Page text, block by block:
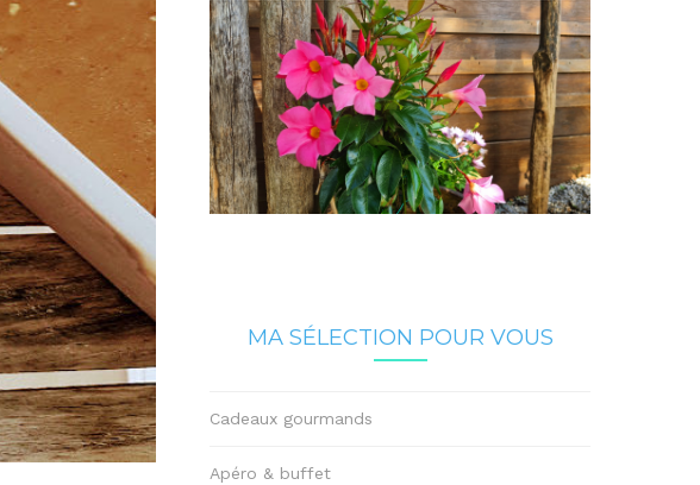
MA SÉLECTION POUR VOUS
Cadeaux gourmands
Apéro & buffet